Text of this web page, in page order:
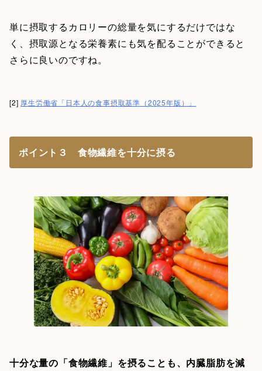
単に摂取するカロリーの総量を気にするだけではな
く、摂取源となる栄養素にも気を配ることができると
さらに良いのですね。
[2] 厚生労働省「日本人の食事摂取基準（2025年版）」
ポイント３ 食物繊維を十分に摂る
十分な量の「食物繊維」を摂ることも、内臓脂肪を減